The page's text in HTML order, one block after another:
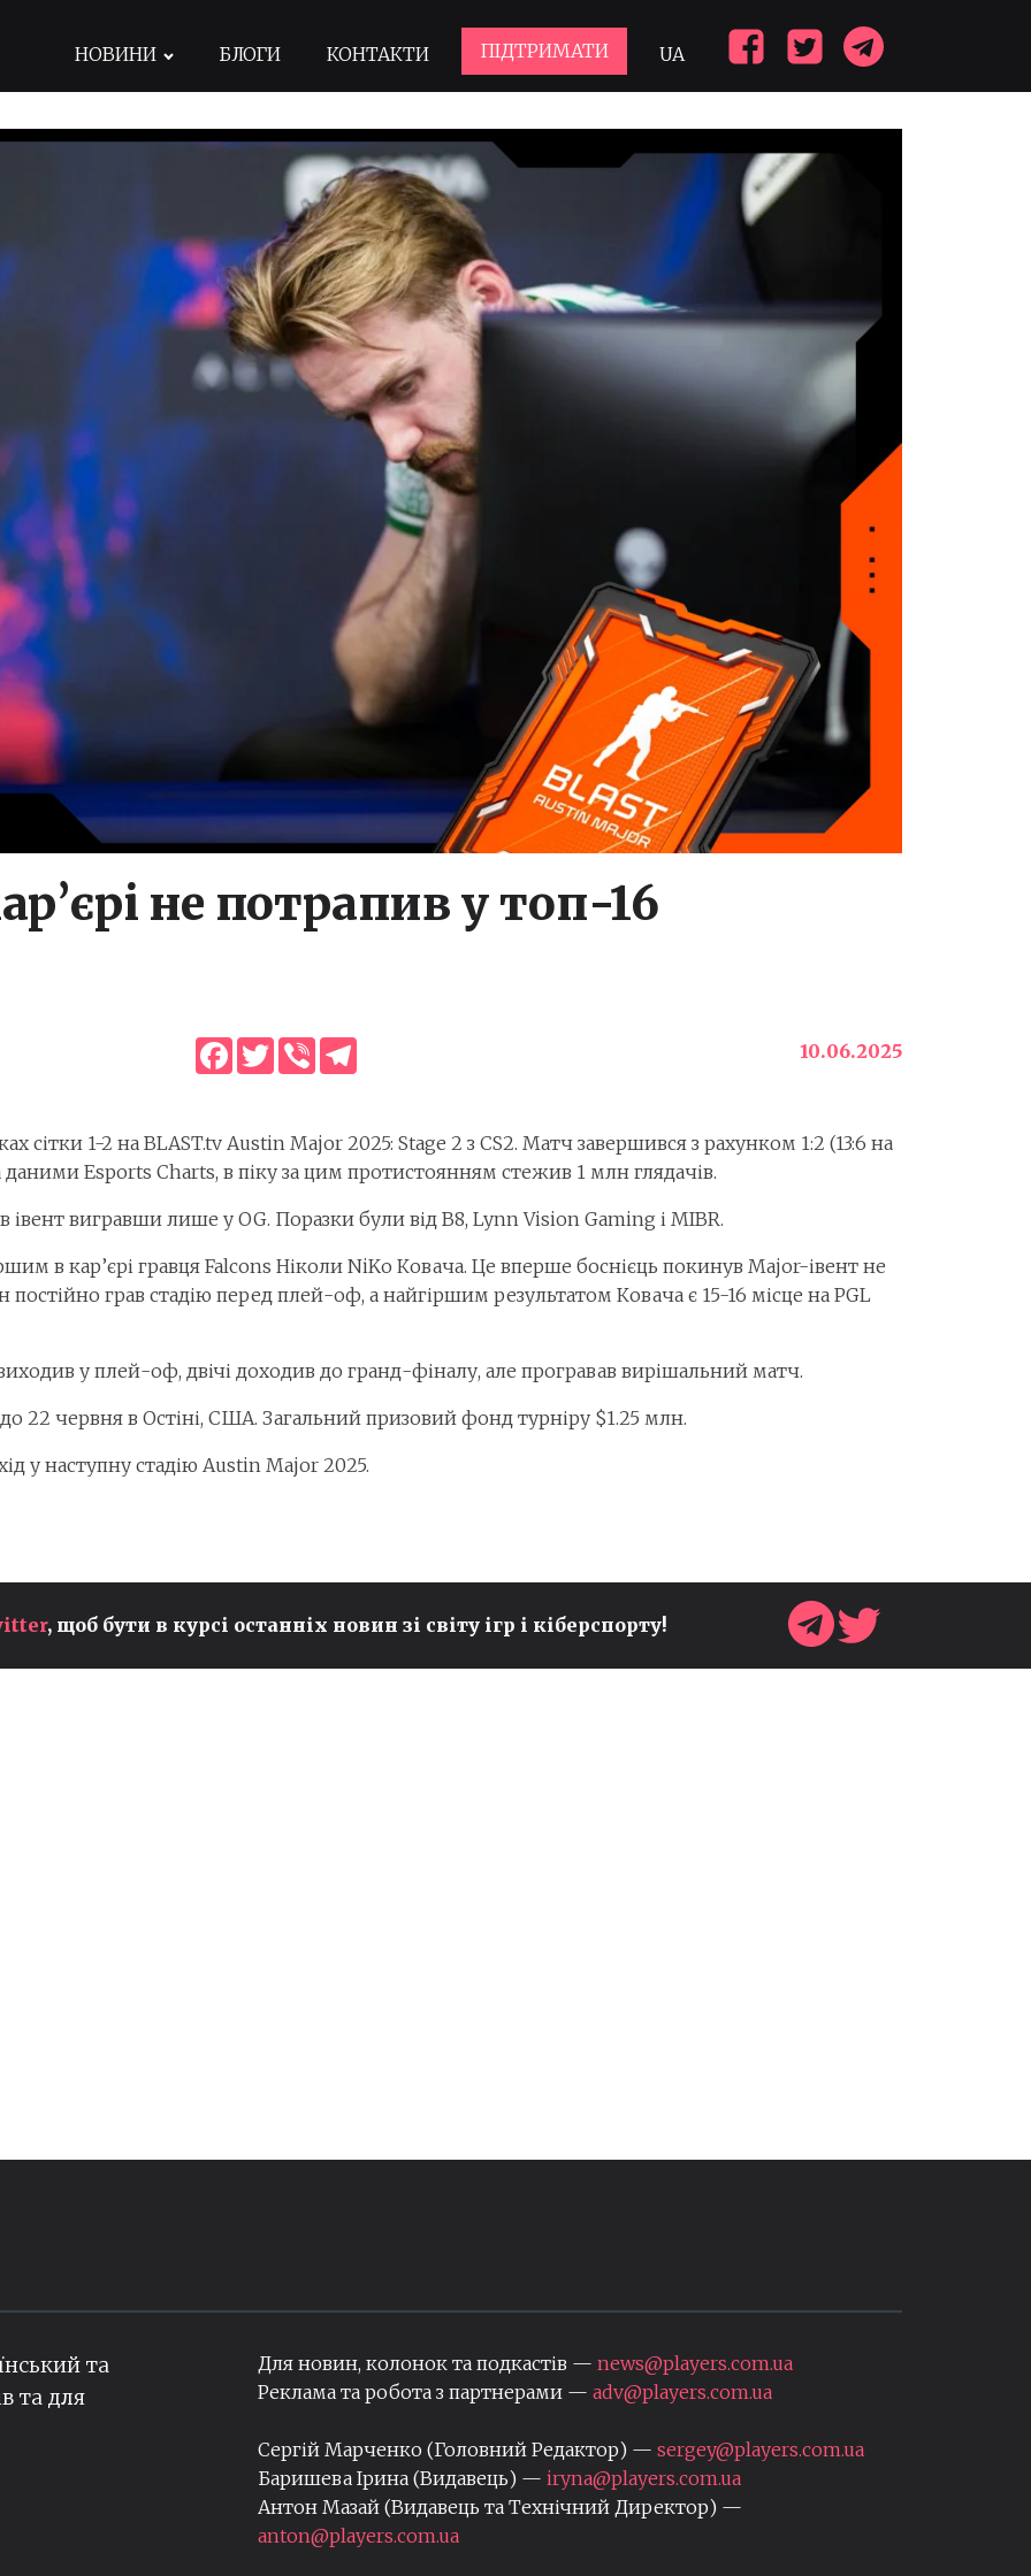
НОВИНИ БЛОГИ КОНТАКТИ ПІДТРИМАТИ UA
не потрапив у топ-16
Facebook
Twitter
ViberTelegram 10.06.2025
сітки 1-2 на BLAST.tv Austin Major 2025: Stage 2 з CS2. Матч завершився з рахунком 1:2 (13:6 на
даними Esports Charts, в піку за цим протистоянням стежив 1 млн глядачів.
івент вигравши лише у OG. Поразки були від B8, Lynn Vision Gaming і MIBR.
в кар’єрі гравця Falcons Ніколи NiKo Ковача. Це вперше боснієць покинув Major-івент не
грав стадію перед плей-оф, а найгіршим результатом Ковача є 15-16 місце на PGL
у плей-оф, двічі доходив до гранд-фіналу, але програвав вирішальний матч.
22 червня в Остіні, США. Загальний призовий фонд турніру $1.25 млн.
у наступну стадію Austin Major 2025.
, щоб бути в курсі останніх новин зі світу ігр і кіберспорту!
MLBB УТРИМУЄ ЛІДЕРСТВО
ЗА ПЕРЕГЛЯДАМИ НА EWC
2026, ТОДІ ЯК LEAGUE OF
ЯКИХ СПРАЙТІВ МОЖНА
та
та для
Для новин, колонок та подкастів — news@players.com.ua
Реклама та робота з партнерами — adv@players.com.ua
Сергій Марченко (Головний Редактор) — sergey@players.com.ua
Баришева Ірина (Видавець) — iryna@players.com.ua
Антон Мазай (Видавець та Технічний Директор) —
anton@players.com.ua